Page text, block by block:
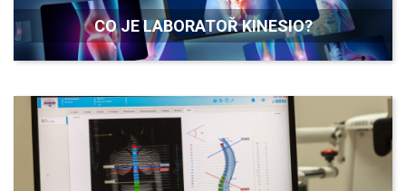
CO JE LABORATOŘ KINESIO?